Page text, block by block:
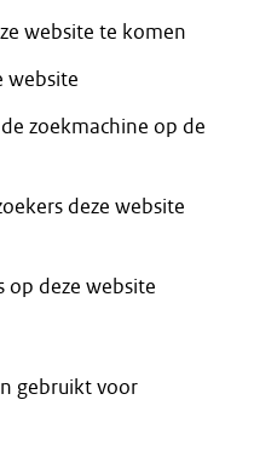
website te komen
website
zoekmachine op de
deze website
op deze website
gebruikt voor